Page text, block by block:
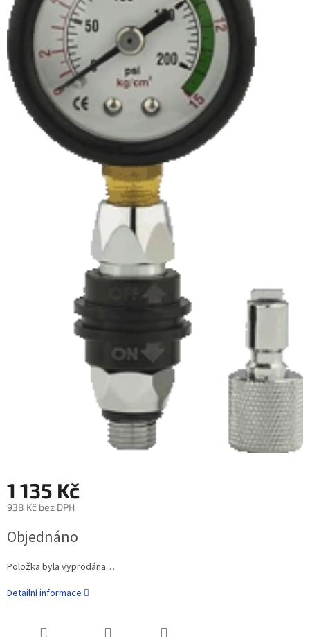
1 135 Kč
938 Kč bez DPH
Objednáno
Položka byla vyprodána…
Detailní informace